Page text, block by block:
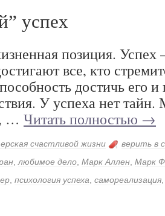
успех
позиция.
все, кто
достичь его и
У успеха нет тайн.
… Читать полностью →
счастливой жизни
верить в
любимое дело Марк Аллен Марк
психология успеха самореализация